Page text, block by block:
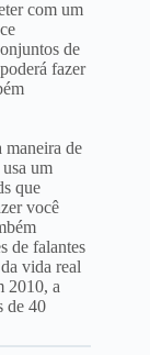
com um
de
fazer
maneira de
um
que
você
de falantes
vida real
2010, a
de 40